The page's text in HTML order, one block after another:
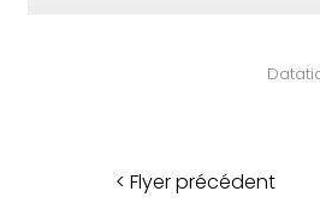
< Flyer précédent